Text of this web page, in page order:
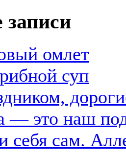
омлет
суп
— это наш
себя сам.